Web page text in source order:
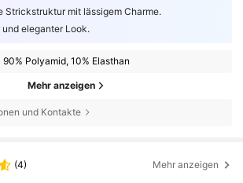
Strickstruktur mit lässigem Charme.
eleganter Look.
90% Polyamid, 10% Elasthan
Mehr anzeigen
und Kontakte
(4) Mehr anzeigen